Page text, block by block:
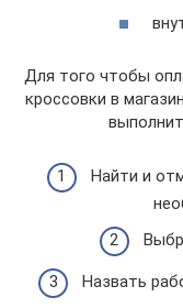
Для того чтобы
кроссовки в
Найти и
Назвать